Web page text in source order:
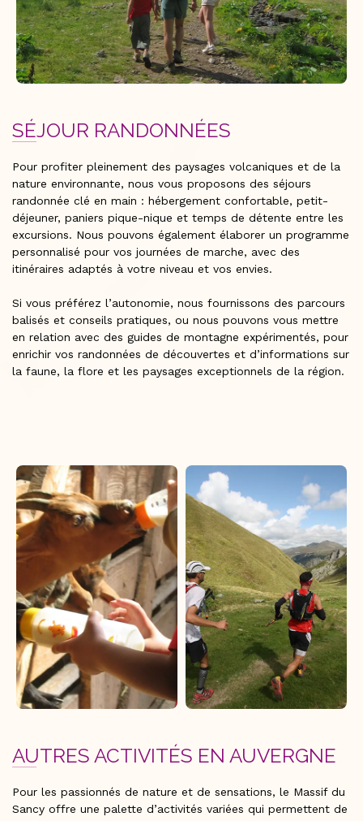
SÉJOUR RANDONNÉES
Pour profiter pleinement des paysages volcaniques et de la
nature environnante, nous vous proposons des séjours
randonnée clé en main : hébergement confortable, petit-
déjeuner, paniers pique-nique et temps de détente entre les
excursions. Nous pouvons également élaborer un programme
personnalisé pour vos journées de marche, avec des
itinéraires adaptés à votre niveau et vos envies.
Si vous préférez l’autonomie, nous fournissons des parcours
balisés et conseils pratiques, ou nous pouvons vous mettre
en relation avec des guides de montagne expérimentés, pour
enrichir vos randonnées de découvertes et d’informations sur
la faune, la flore et les paysages exceptionnels de la région.
AUTRES ACTIVITÉS EN AUVERGNE
Pour les passionnés de nature et de sensations, le Massif du
Sancy offre une palette d’activités variées qui permettent de